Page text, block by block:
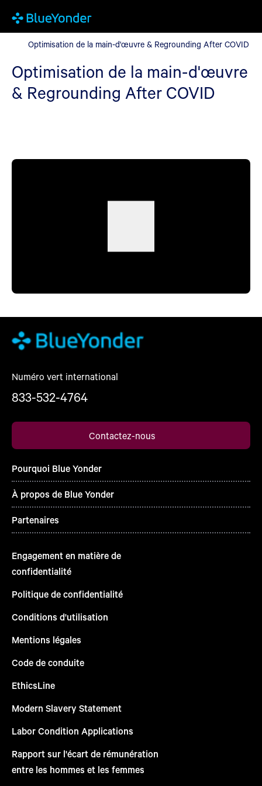
Optimisation de la main-d'œuvre & Regrounding After COVID
Optimisation de la main-d'œuvre & Regrounding After COVID
Optimisation de la main-d'œuvre
& Regrounding After COVID
Numéro vert international
833-532-4764
Contactez-nous
Pourquoi Blue Yonder
À propos de Blue Yonder
Partenaires
Engagement en matière de
confidentialité
Politique de confidentialité
Conditions d'utilisation
Mentions légales
Code de conduite
EthicsLine
Modern Slavery Statement
Labor Condition Applications
Rapport sur l'écart de rémunération
entre les hommes et les femmes